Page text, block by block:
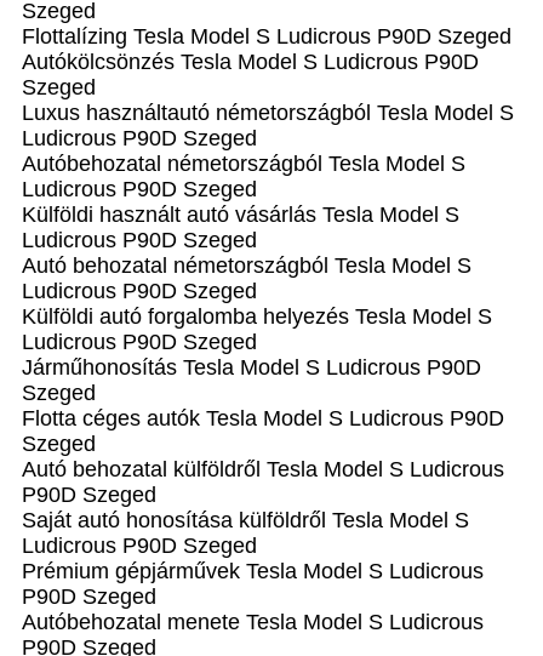
Szeged
Flottalízing Tesla Model S Ludicrous P90D Szeged
Autókölcsönzés Tesla Model S Ludicrous P90D
Szeged
Luxus használtautó németországból Tesla Model S
Ludicrous P90D Szeged
Autóbehozatal németországból Tesla Model S
Ludicrous P90D Szeged
Külföldi használt autó vásárlás Tesla Model S
Ludicrous P90D Szeged
Autó behozatal németországból Tesla Model S
Ludicrous P90D Szeged
Külföldi autó forgalomba helyezés Tesla Model S
Ludicrous P90D Szeged
Járműhonosítás Tesla Model S Ludicrous P90D
Szeged
Flotta céges autók Tesla Model S Ludicrous P90D
Szeged
Autó behozatal külföldről Tesla Model S Ludicrous
P90D Szeged
Saját autó honosítása külföldről Tesla Model S
Ludicrous P90D Szeged
Prémium gépjárművek Tesla Model S Ludicrous
P90D Szeged
Autóbehozatal menete Tesla Model S Ludicrous
P90D Szeged